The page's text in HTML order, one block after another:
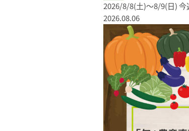
2026/8/8(土)～8/9(日)
2026.08.06